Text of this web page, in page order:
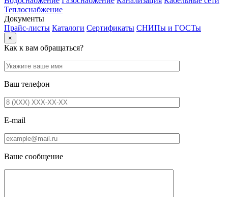
Теплоснабжение
Документы
Прайс-листы Каталоги Сертификаты СНИПы и ГОСТы
×
Как к вам обращаться?
Ваш телефон
E-mail
Ваше сообщение